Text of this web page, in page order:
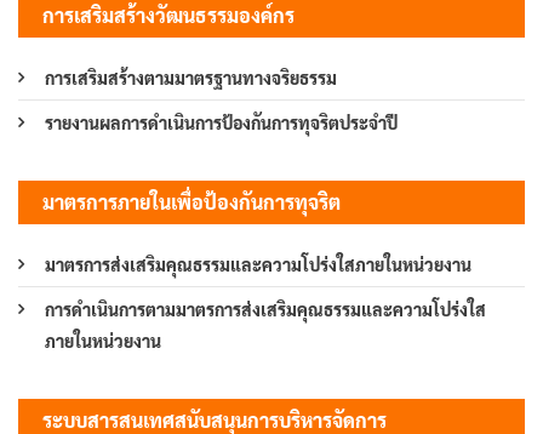
การเสริมสร้างวัฒนธรรมองค์กร
การเสริมสร้างตามมาตรฐานทางจริยธรรม
รายงานผลการดำเนินการป้องกันการทุจริตประจำปี
มาตรการภายในเพื่อป้องกันการทุจริต
มาตรการส่งเสริมคุณธรรมและความโปร่งใสภายในหน่วยงาน
การดำเนินการตามมาตรการส่งเสริมคุณธรรมและความโปร่งใส
ภายในหน่วยงาน
ระบบสารสนเทศสนับสนุนการบริหารจัดการ